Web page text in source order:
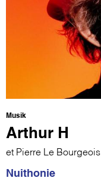
Musik
Arthur H
et Pierre Le Bourgeois
Nuithonie